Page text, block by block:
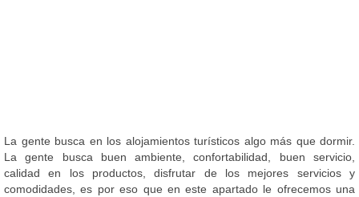
La gente busca en los alojamientos turísticos algo más que dormir.
La gente busca buen ambiente, confortabilidad, buen servicio,
calidad en los productos, disfrutar de los mejores servicios y
comodidades, es por eso que en este apartado le ofrecemos una